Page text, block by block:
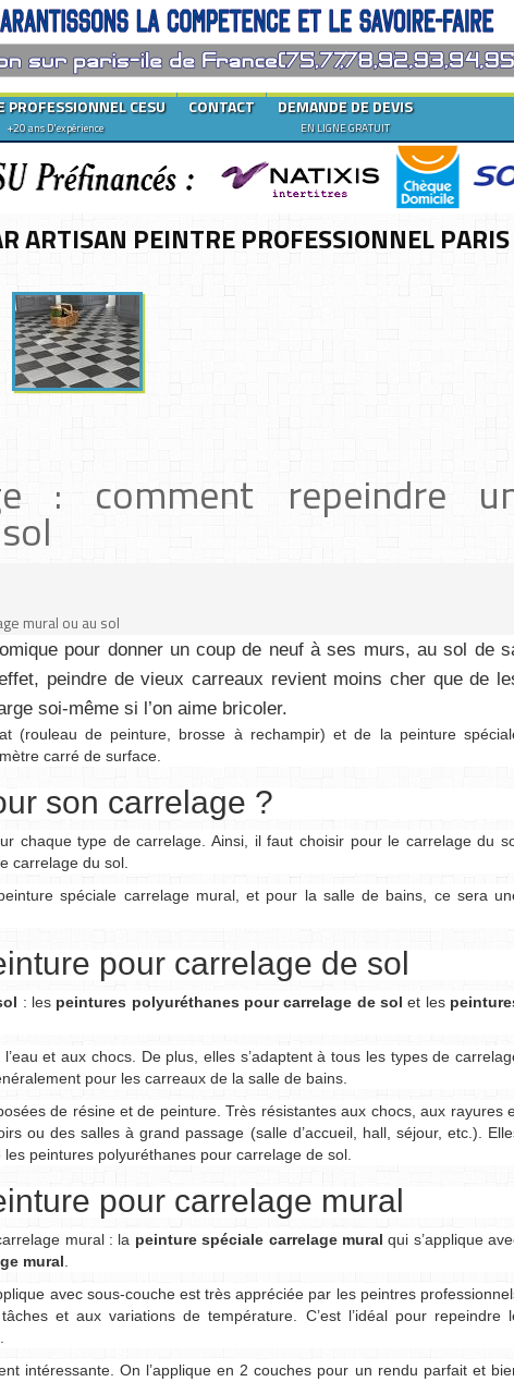
DEMANDE DE DEVIS
EN LIGNE GRATUIT
CONTACT
PROFESSIONNEL CESU
+20 ans D'expérience
ARTISAN PEINTRE PROFESSIONNEL PARIS
: comment repeindre
mural ou au sol
pour donner un coup de neuf à ses murs, au sol de
peindre de vieux carreaux revient moins cher que de
soi-même si l’on aime bricoler.
(rouleau de peinture, brosse à rechampir) et de la peinture
carré de surface.
son carrelage ?
chaque type de carrelage. Ainsi, il faut choisir pour le carrelage du
carrelage du sol.
spéciale carrelage mural, et pour la salle de bains, ce sera
pour carrelage de sol
: les peintures polyuréthanes pour carrelage de sol et les
et aux chocs. De plus, elles s’adaptent à tous les types de
pour les carreaux de la salle de bains.
de résine et de peinture. Très résistantes aux chocs, aux rayures
ou des salles à grand passage (salle d’accueil, hall, séjour, etc.).
peintures polyuréthanes pour carrelage de sol.
pour carrelage mural
mural : la peinture spéciale carrelage mural qui s’applique
mural
avec sous-couche est très appréciée par les peintres
et aux variations de température. C’est l’idéal pour repeindre
intéressante. On l’applique en 2 couches pour un rendu parfait et